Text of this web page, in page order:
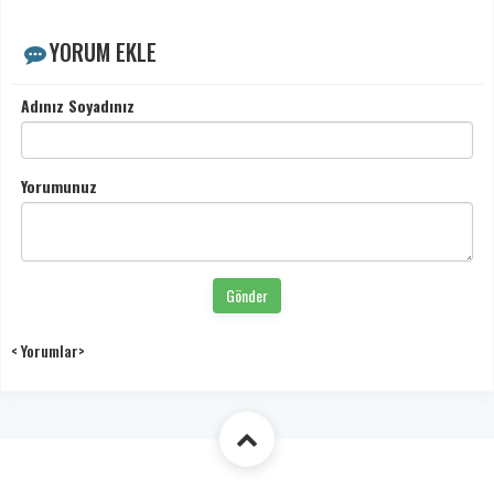
YORUM EKLE
Adınız Soyadınız
Yorumunuz
Gönder
< Yorumlar>